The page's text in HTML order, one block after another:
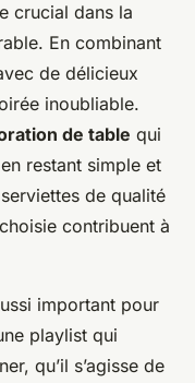
crucial dans la
En combinant
de délicieux
inoubliable.
de table qui
restant simple et
de qualité
contribuent à
important pour
playlist qui
qu’il s’agisse de